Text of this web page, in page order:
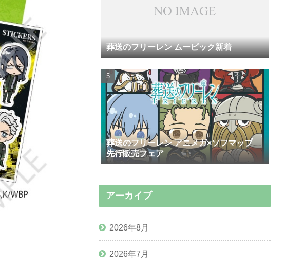
葬送のフリーレン ムービック新着
葬送のフリーレン アニメガ×ソフマップ
先行販売フェア
アーカイブ
2026年8月
2026年7月